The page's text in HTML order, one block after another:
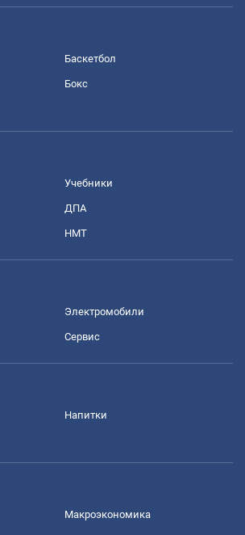
Баскетбол
Бокс
Учебники
ДПА
НМТ
Электромобили
Сервис
Напитки
Mакроэкономика